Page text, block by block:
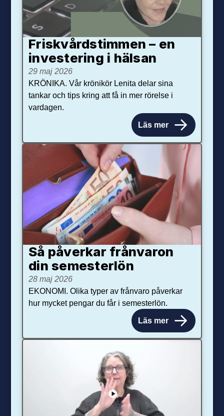
Friskvårdstimmen – en
investering i hälsan
29 maj 2026
KRÖNIKA. Vår krönikör Lenita delar sina
tankar och tips kring att få in mer rörelse i
vardagen.
Läs mer
Så påverkar från­varon
din semester­lön
28 maj 2026
EKONOMI. Olika typer av frånvaro påverkar
hur mycket pengar du får i semesterlön.
Läs mer